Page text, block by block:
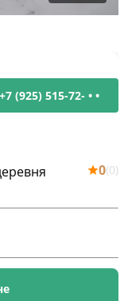
+7 (925) 515-72- • •
0(0)